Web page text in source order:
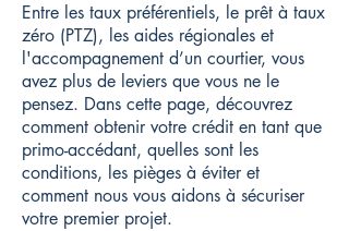
Entre les taux préférentiels, le prêt à taux
zéro (PTZ), les aides régionales et
l'accompagnement d’un courtier, vous
avez plus de leviers que vous ne le
pensez. Dans cette page, découvrez
comment obtenir votre crédit en tant que
primo-accédant, quelles sont les
conditions, les pièges à éviter et
comment nous vous aidons à sécuriser
votre premier projet.